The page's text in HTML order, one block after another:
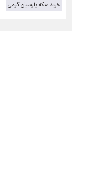
خرید سکه پارسیان گرمی